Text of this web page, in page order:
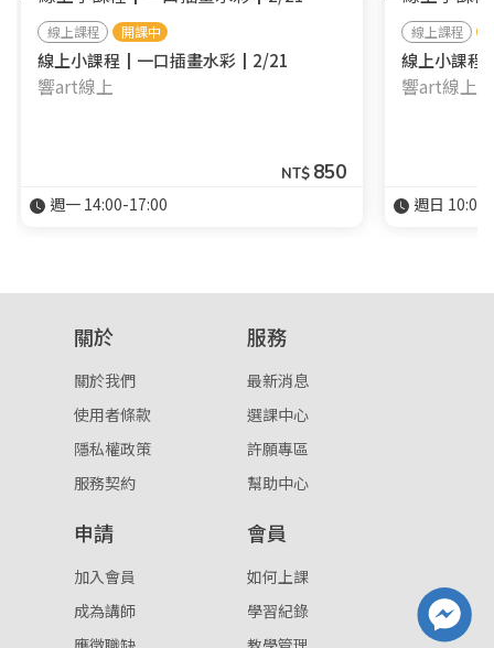
線上課程 開課中
線上小課程┃一口插畫水彩┃2/21
響art線上
NT$ 850
週一 14:00-17:00
線上課程
線上小課
響art線上
週日
關於
關於我們
使用者條款
隱私權政策
服務契約
服務
最新消息
選課中心
許願專區
幫助中心
申請
加入會員
成為講師
會員
如何上課
學習紀錄